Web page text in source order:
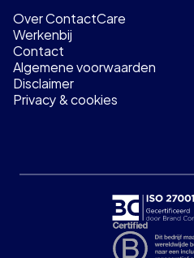
Over ContactCare
Werkenbij
Contact
Algemene voorwaarden
Disclaimer
Privacy & cookies